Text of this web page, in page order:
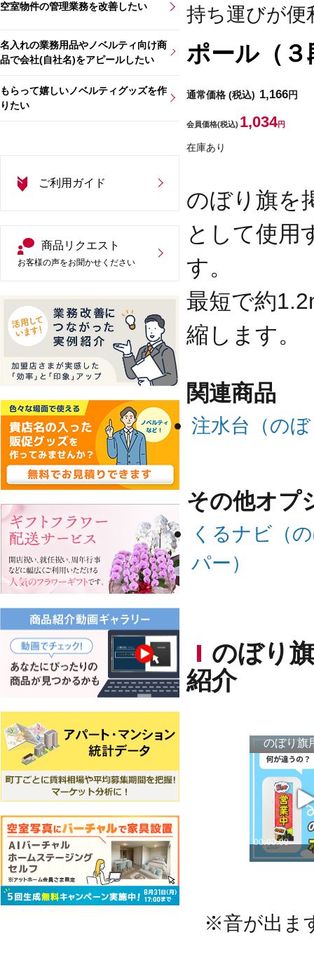
空室物件の管理業務を改善したい
名入れの業務用品やノベルティ向け商
品で会社(自社名)をアピールしたい
もらって嬉しいノベルティグッズを作
りたい
ご利用ガイド
商品リクエスト
お客様の声をお聞かせください
持ち運びが便
ポール（３
通常価格 (税込) 1,166円
会員価格(税込) 1,034円
在庫あり
のぼり旗を
として使用
す。
最短で約
縮します。
関連商品
注水台（の
その他オプ
くるナビ（
パー）
のぼり
紹介
※音が出ま